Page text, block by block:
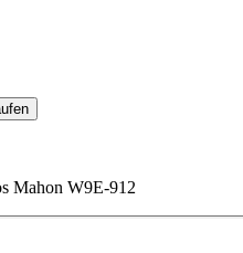
Mahon W9E-912